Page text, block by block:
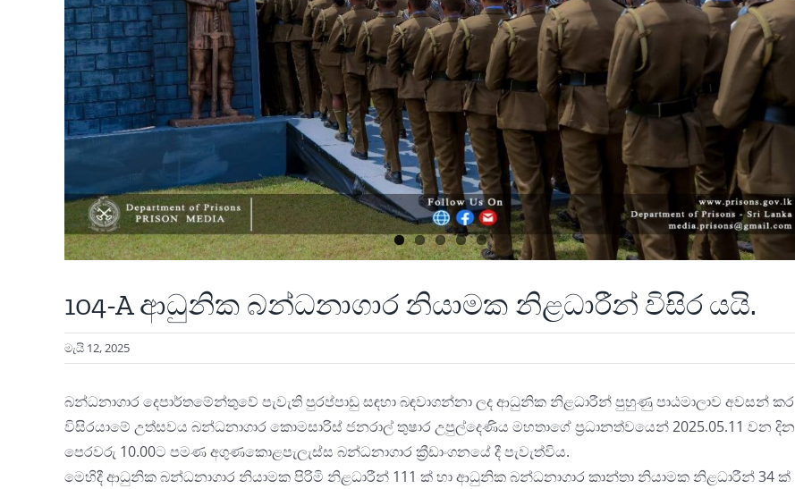
104-A ආධුනික බන්ධනාගාර නියාමක නිළධාරීන් විසිර යයි.
මැයි 12, 2025
බන්ධනාගාර දෙපාර්තමේන්තුවේ පැවැති පුරප්පාඩු සඳහා බඳවාගන්නා ලද ආධුනික නිළධාරීන් පුහුණු පාඨමාලාව අවසන් කර
විසිරයාමේ උත්සවය බන්ධනාගාර කොමසාරිස් ජනරාල් තුෂාර උපුල්දෙණිය මහතාගේ ප්රධානත්වයෙන් 2025.05.11 වන දින
පෙරවරු 10.00ට පමණ අගුණකොළපැලැස්ස බන්ධනාගාර ක්රීඩාංගනයේ දී පැවැත්විය.
මෙහිදී ආධුනික බන්ධනාගාර නියාමක පිරිමි නිළධාරීන් 111 ක් හා ආධුනික බන්ධනාගාර කාන්තා නියාමක නිළධාරීන් 34 ක්